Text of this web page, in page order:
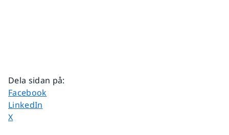
Dela sidan på:
Dela sidan på
Facebook
Dela sidan på
LinkedIn
Dela sidan på
X